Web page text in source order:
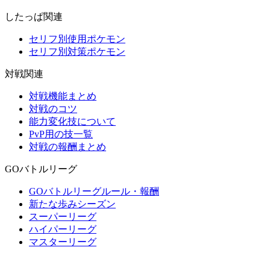
したっぱ関連
セリフ別使用ポケモン
セリフ別対策ポケモン
対戦関連
対戦機能まとめ
対戦のコツ
能力変化技について
PvP用の技一覧
対戦の報酬まとめ
GOバトルリーグ
GOバトルリーグルール・報酬
新たな歩みシーズン
スーパーリーグ
ハイパーリーグ
マスターリーグ